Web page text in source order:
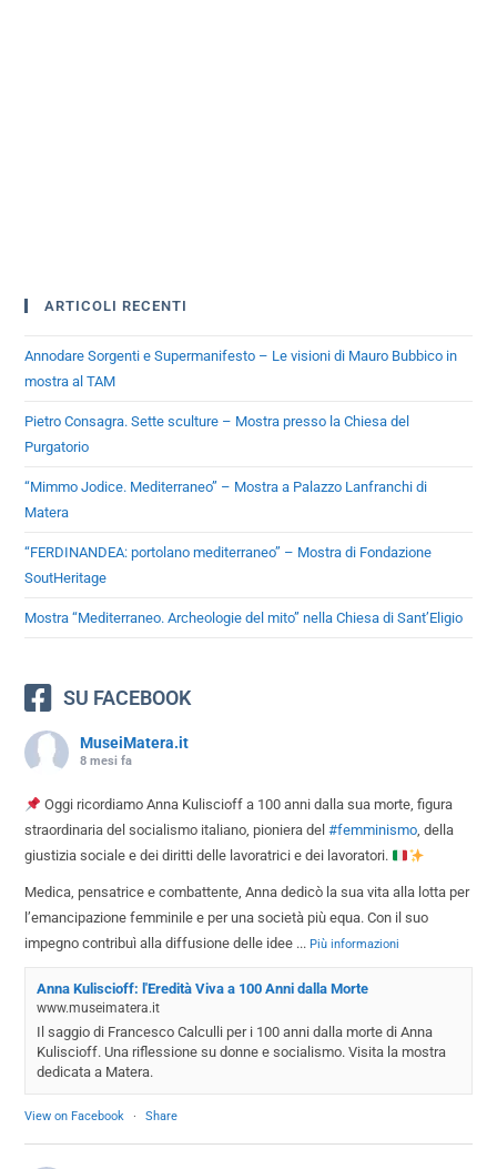
ARTICOLI RECENTI
Annodare Sorgenti e Supermanifesto – Le visioni di Mauro Bubbico in
mostra al TAM
Pietro Consagra. Sette sculture – Mostra presso la Chiesa del
Purgatorio
“Mimmo Jodice. Mediterraneo” – Mostra a Palazzo Lanfranchi di
Matera
“FERDINANDEA: portolano mediterraneo” – Mostra di Fondazione
SoutHeritage
Mostra “Mediterraneo. Archeologie del mito” nella Chiesa di Sant’Eligio
SU FACEBOOK
MuseiMatera.it
8 mesi fa
Oggi ricordiamo Anna Kuliscioff a 100 anni dalla sua morte, figura
straordinaria del socialismo italiano, pioniera del#femminismo, della
giustizia sociale e dei diritti delle lavoratrici e dei lavoratori.
Medica, pensatrice e combattente, Anna dedicò la sua vita alla lotta per
l’emancipazione femminile e per una società più equa. Con il suo
impegno contribuì alla diffusione delle idee ... Più informazioni
Anna Kuliscioff: l'Eredità Viva a 100 Anni dalla Morte
www.museimatera.it
Il saggio di Francesco Calculli per i 100 anni dalla morte di Anna
Kuliscioff. Una riflessione su donne e socialismo. Visita la mostra
dedicata a Matera.
View on Facebook · Share